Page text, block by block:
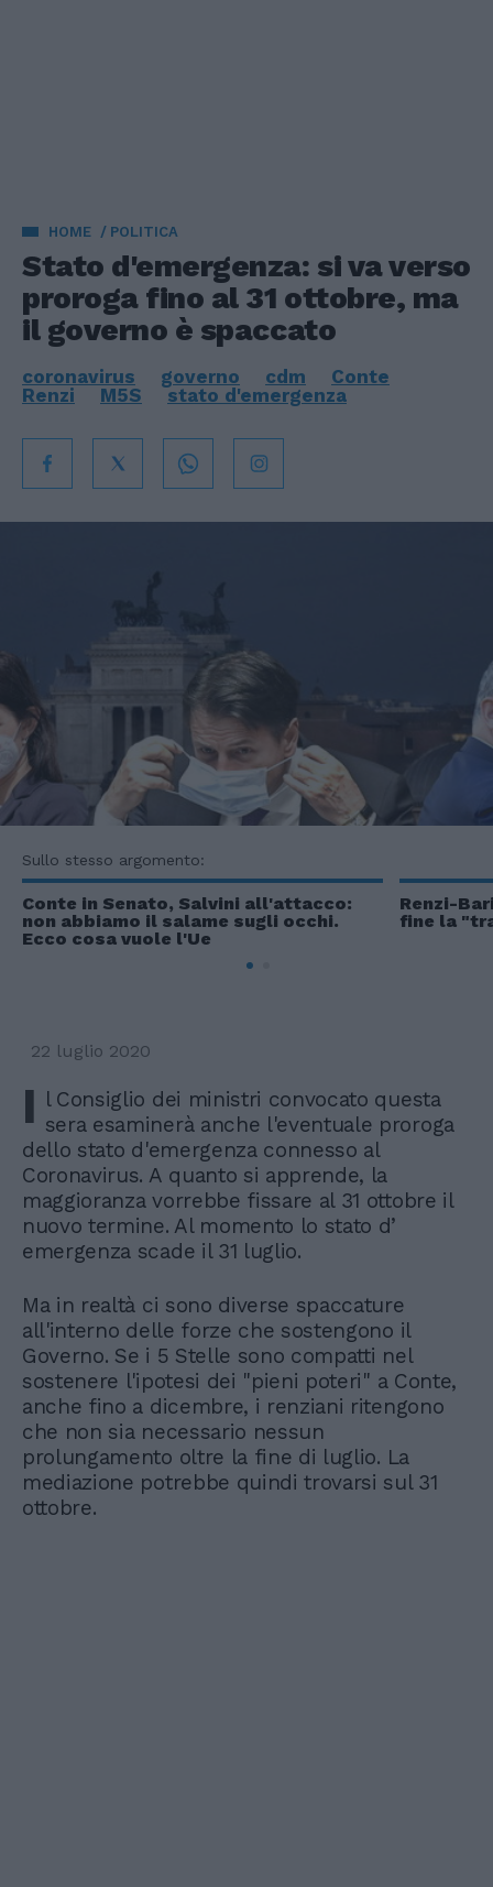
HOME POLITICA
Stato d'emergenza: si va verso
proroga fino al 31 ottobre, ma
il governo è spaccato
coronavirus governo cdm
Conte
Renzi
M5S stato d'emergenza
Sullo stesso argomento:
Conte in Senato, Salvini all'attacco:
non abbiamo il salame sugli occhi.
Ecco cosa vuole l'Ue
Renzi-
fine la
22 luglio 2020
I l Consiglio dei ministri convocato questa
sera esaminerà anche l'eventuale proroga
dello stato d'emergenza connesso al
Coronavirus. A quanto si apprende, la
maggioranza vorrebbe fissare al 31 ottobre il
nuovo termine. Al momento lo stato d’
emergenza scade il 31 luglio.
Ma in realtà ci sono diverse spaccature
all'interno delle forze che sostengono il
Governo. Se i 5 Stelle sono compatti nel
sostenere l'ipotesi dei "pieni poteri" a Conte,
anche fino a dicembre, i renziani ritengono
che non sia necessario nessun
prolungamento oltre la fine di luglio. La
mediazione potrebbe quindi trovarsi sul 31
ottobre.